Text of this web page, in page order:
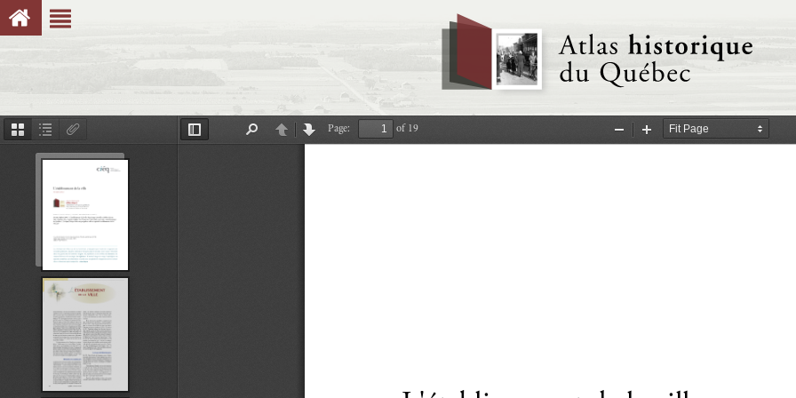
ThumbnailsDocument
Outline
Toggle
PreviousNext
Page: of 19
Zoom
Zoom